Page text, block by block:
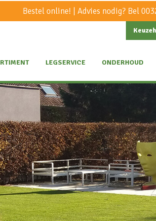
Bestel online! | Advies nodig? Bel
LEGSERVICE ONDERHOUD